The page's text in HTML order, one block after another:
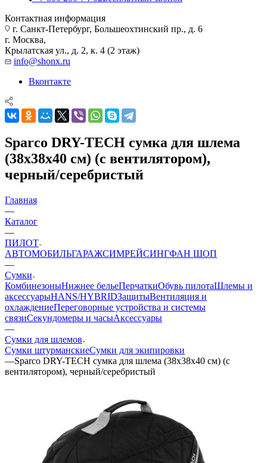
Контактная информация
г. Санкт-Петербург, Большеохтинский пр., д. 6
г. Москва,
Крылатская ул., д. 2, к. 4 (2 этаж)
info@shonx.ru
Вконтакте
Sparco DRY-TECH сумка для шлема
(38x38x40 см) (с вентилятором),
черный/серебристый
Главная
—
Каталог
—
ПИЛОТ
АВТОМОБИЛЬГАРАЖСИМРЕЙСИНГФАН ШОП
—
Сумки
КомбинезоныНижнее бельеПерчаткиОбувь пилотаШлемы и
аксессуарыHANS/HYBRIDЗащитыВентиляция и
охлаждениеПереговорные устройства и системы
связиСекундомеры и часыАксессуары
—
Сумки для шлемов
Сумки штурманскиеСумки для экипировки
—Sparco DRY-TECH сумка для шлема (38x38x40 см) (с
вентилятором), черный/серебристый